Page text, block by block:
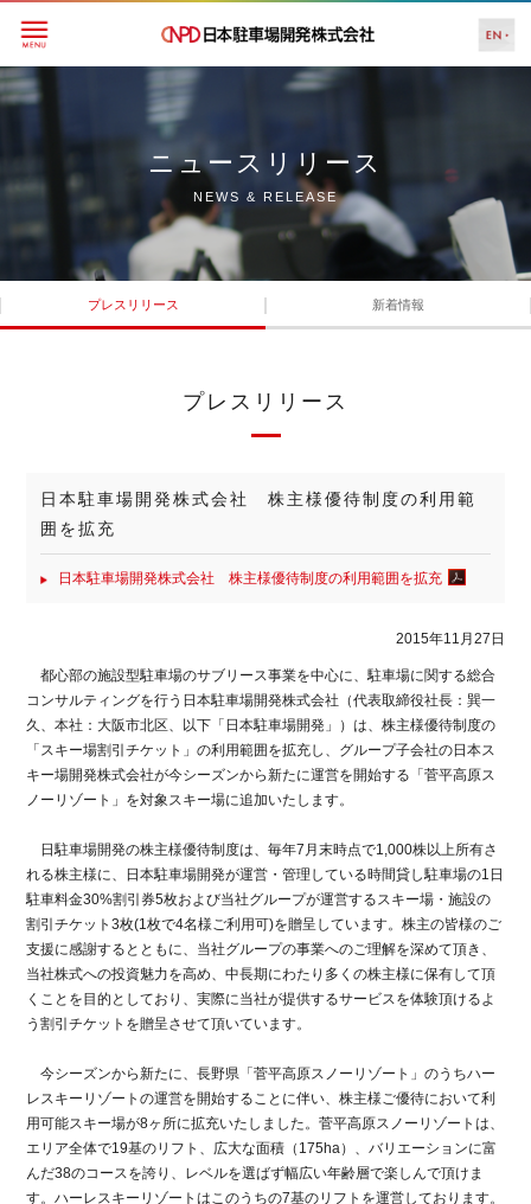
ニュースリリース
NEWS & RELEASE
プレスリリース 新着情報
プレスリリース
日本駐車場開発株式会社 株主様優待制度の利用範
囲を拡充
日本駐車場開発株式会社 株主様優待制度の利用範囲を拡充
2015年11月27日
都心部の施設型駐車場のサブリース事業を中心に、駐車場に関する総合
コンサルティングを行う日本駐車場開発株式会社（代表取締役社長：巽一
久、本社：大阪市北区、以下「日本駐車場開発」）は、株主様優待制度の
「スキー場割引チケット」の利用範囲を拡充し、グループ子会社の日本ス
キー場開発株式会社が今シーズンから新たに運営を開始する「菅平高原ス
ノーリゾート」を対象スキー場に追加いたします。
日駐車場開発の株主様優待制度は、毎年7月末時点で1,000株以上所有さ
れる株主様に、日本駐車場開発が運営・管理している時間貸し駐車場の1日
駐車料金30%割引券5枚および当社グループが運営するスキー場・施設の
割引チケット3枚(1枚で4名様ご利用可)を贈呈しています。株主の皆様のご
支援に感謝するとともに、当社グループの事業へのご理解を深めて頂き、
当社株式への投資魅力を高め、中長期にわたり多くの株主様に保有して頂
くことを目的としており、実際に当社が提供するサービスを体験頂けるよ
う割引チケットを贈呈させて頂いています。
今シーズンから新たに、長野県「菅平高原スノーリゾート」のうちハー
レスキーリゾートの運営を開始することに伴い、株主様ご優待において利
用可能スキー場が8ヶ所に拡充いたしました。菅平高原スノーリゾートは、
エリア全体で19基のリフト、広大な面積（175ha）、バリエーションに富
んだ38のコースを誇り、レベルを選ばず幅広い年齢層で楽しんで頂けま
す。ハーレスキーリゾートはこのうちの7基のリフトを運営しております。